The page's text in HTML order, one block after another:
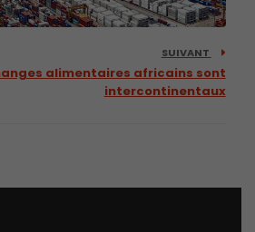
SUIVANT
alimentaires africains sont
intercontinentaux